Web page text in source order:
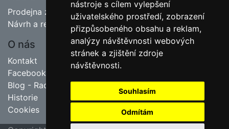
nástroje s cílem vylepšení
uživatelského prostředí, zobrazení
přizpůsobeného obsahu a reklam,
analýzy návštěvnosti webových
stránek a zjištění zdroje
návštěvnosti.
Souhlasím
Odmítám
Prodejna zahradnictví
Návrh a realizace zahrad
O nás
Kontakt
Facebook
Blog - Rady pro zahrádkáře
Historie
Cookies